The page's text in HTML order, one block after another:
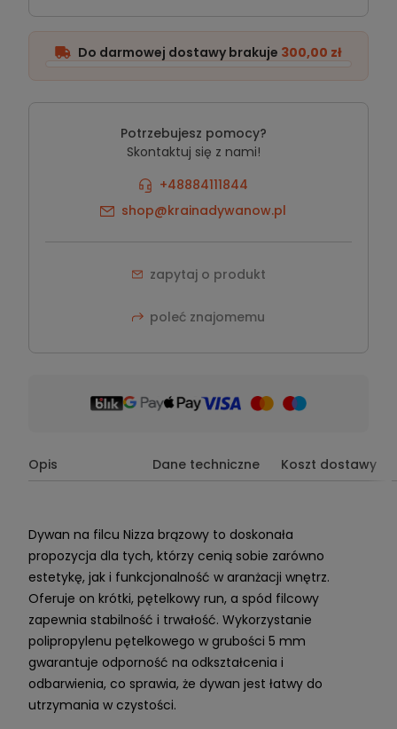
Do darmowej dostawy brakuje 300,00 zł
Potrzebujesz pomocy?
Skontaktuj się z nami!
+48884111844
shop@krainadywanow.pl
zapytaj o produkt
poleć znajomemu
Opis Dane techniczne Koszt dostawy
Dywan na filcu Nizza brązowy to doskonała
propozycja dla tych, którzy cenią sobie zarówno
estetykę, jak i funkcjonalność w aranżacji wnętrz.
Oferuje on krótki, pętelkowy run, a spód filcowy
zapewnia stabilność i trwałość. Wykorzystanie
polipropylenu pętelkowego w grubości 5 mm
gwarantuje odporność na odkształcenia i
odbarwienia, co sprawia, że dywan jest łatwy do
utrzymania w czystości.